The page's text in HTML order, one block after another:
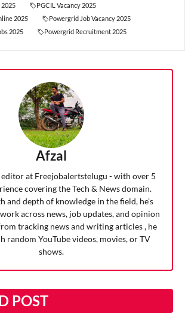
2025
PGCIL Vacancy 2025
2025
Powergrid Job Vacancy 2025
2025
Powergrid Recruitment 2025
Afzal
at Freejobalertstelugu - with over 5
covering the Tech & News domain.
and depth of knowledge in the field, he's
across news, job updates, and opinion
tracking news and writing articles , he
random YouTube videos, movies, or TV
shows.
POST